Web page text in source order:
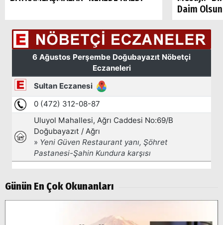
Daim
Günün En Çok Okunanları
Arama
Popüler
Doğubayazıt